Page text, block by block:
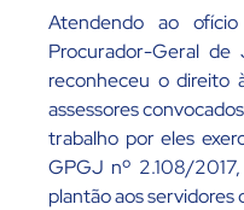
Atendendo ao
Procurador-Geral de
reconheceu o direito
assessores
trabalho por eles
GPGJ nº 2.108/
plantão aos servidores